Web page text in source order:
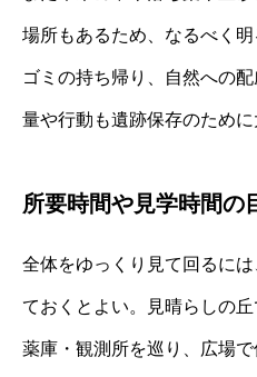
場所もあるため、なるべく明
ゴミの持ち帰り、自然への
量や行動も遺跡保存のために
所要時間や見学時間の
全体をゆっくり見て回るに
ておくとよい。見晴らしの
薬庫・観測所を巡り、広場で